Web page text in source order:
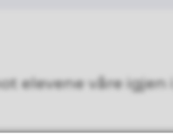
elevene våre igjen